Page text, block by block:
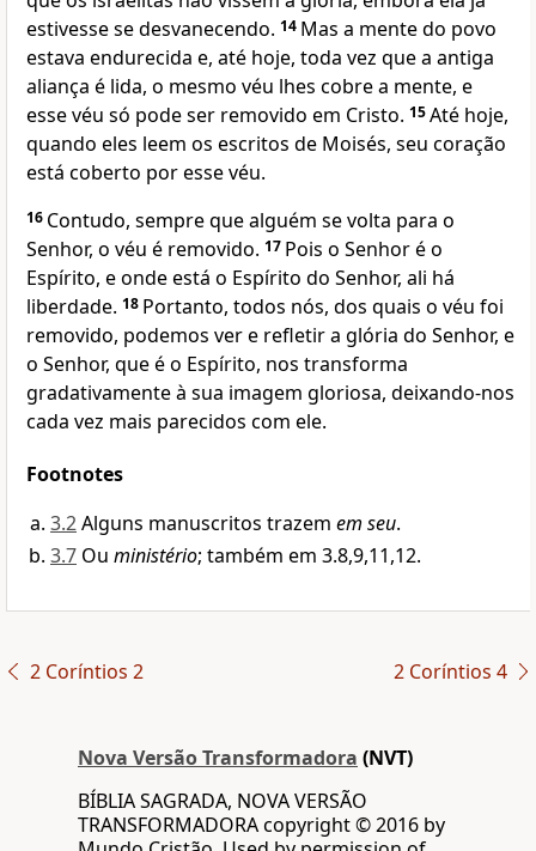
estivesse se desvanecendo. 14 Mas a mente do povo
estava endurecida e, até hoje, toda vez que a antiga
aliança é lida, o mesmo véu lhes cobre a mente, e
esse véu só pode ser removido em Cristo. 15Até hoje,
quando eles leem os escritos de Moisés, seu coração
está coberto por esse véu.
16 Contudo, sempre que alguém se volta para o
Senhor, o véu é removido. 17 Pois o Senhor é o
Espírito, e onde está o Espírito do Senhor, ali há
liberdade. 18 Portanto, todos nós, dos quais o véu foi
removido, podemos ver e refletir a glória do Senhor, e
o Senhor, que é o Espírito, nos transforma
gradativamente à sua imagem gloriosa, deixando-nos
cada vez mais parecidos com ele.
Footnotes
3.2Alguns manuscritos trazem em seu.
3.7 Ou ministério; também em 3.8,9,11,12.
2 Coríntios 2 2 Coríntios 4
Nova Versão Transformadora (NVT)
BÍBLIA SAGRADA, NOVA VERSÃO
TRANSFORMADORA copyright © 2016 by